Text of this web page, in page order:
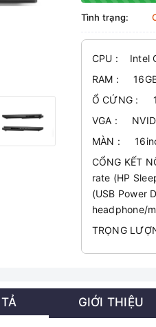
Tình trạng:
CPU : Intel
RAM : 16GB
Ổ CỨNG :
VGA :
MÀN :
CỔNG KẾT
rate (HP
(USB Power
headphone/
TRỌNG
GIỚI THIỆU